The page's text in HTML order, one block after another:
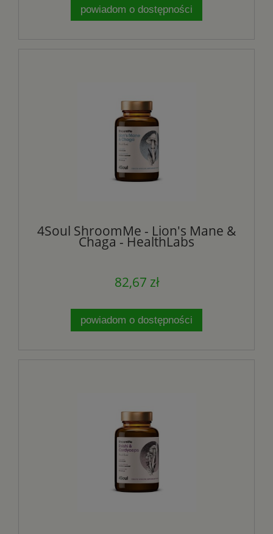
powiadom o dostępności
4Soul ShroomMe - Lion's Mane &
Chaga - HealthLabs
82,67 zł
powiadom o dostępności